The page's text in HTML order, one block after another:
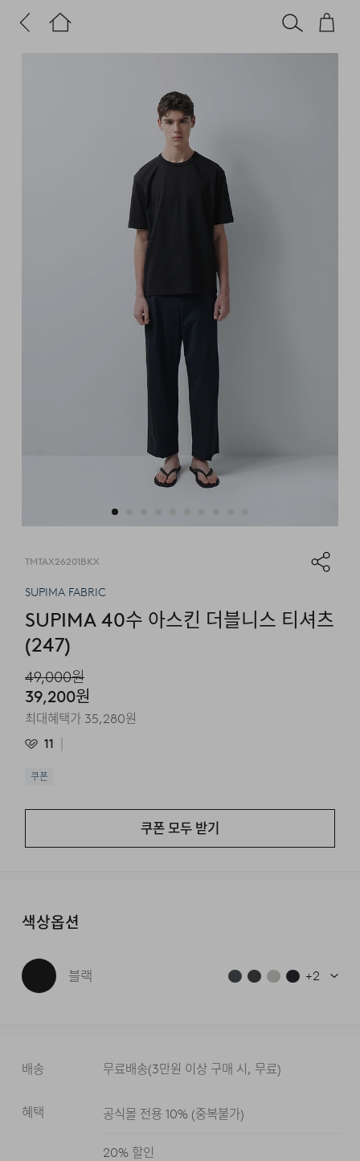
TMTAX26201BKX
SUPIMA FABRIC
SUPIMA 40수 아스킨 더블니스 티셔츠
(247)
39,200원
49,000원
최대혜택가 35,280원
11
쿠폰
쿠폰 모두 받기
색상옵션
블랙 +2
블루
배송 무료배송(3만원 이상 구매 시, 무료)
혜택 공식몰 전용 10%(중복불가)
20% 할인